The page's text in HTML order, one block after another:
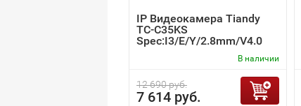
IP Видеокамера Tiandy
TC-C35KS
Spec:I3/E/Y/2.8mm/V4.0
В наличии
12 690 руб.
7 614 руб.